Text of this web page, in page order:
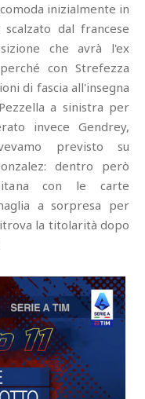
inizialmente in
dal francese
che avrà l'ex
con Strefezza
di fascia all'insegna
a sinistra per
invece Gendrey,
previsto su
dentro però
con le carte
a sorpresa per
la titolarità dopo